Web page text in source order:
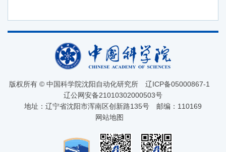
版权所有 © 中国科学院沈阳自动化研究所 辽ICP备05000867-1
辽公网安备21010302000503号
地址：辽宁省沈阳市浑南区创新路135号 邮编：110169
网站地图